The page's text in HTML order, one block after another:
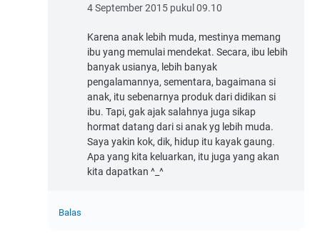
4 September 2015 pukul 09.10
Karena anak lebih muda, mestinya memang
ibu yang memulai mendekat. Secara, ibu lebih
banyak usianya, lebih banyak
pengalamannya, sementara, bagaimana si
anak, itu sebenarnya produk dari didikan si
ibu. Tapi, gak ajak salahnya juga sikap
hormat datang dari si anak yg lebih muda.
Saya yakin kok, dik, hidup itu kayak gaung.
Apa yang kita keluarkan, itu juga yang akan
kita dapatkan ^_^
Balas